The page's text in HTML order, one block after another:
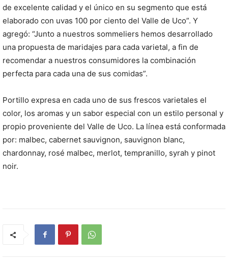
de excelente calidad y el único en su segmento que está
elaborado con uvas 100 por ciento del Valle de Uco”. Y
agregó: “Junto a nuestros sommeliers hemos desarrollado
una propuesta de maridajes para cada varietal, a fin de
recomendar a nuestros consumidores la combinación
perfecta para cada una de sus comidas”.
Portillo expresa en cada uno de sus frescos varietales el
color, los aromas y un sabor especial con un estilo personal y
propio proveniente del Valle de Uco. La línea está conformada
por: malbec, cabernet sauvignon, sauvignon blanc,
chardonnay, rosé malbec, merlot, tempranillo, syrah y pinot
noir.